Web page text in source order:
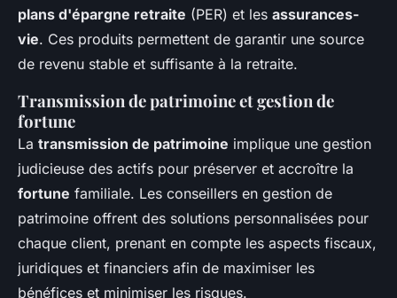
plans d'épargne retraite (PER) et les assurances-
vie. Ces produits permettent de garantir une source
de revenu stable et suffisante à la retraite.
Transmission de patrimoine et gestion de
fortune
La transmission de patrimoine implique une gestion
judicieuse des actifs pour préserver et accroître la
fortune familiale. Les conseillers en gestion de
patrimoine offrent des solutions personnalisées pour
chaque client, prenant en compte les aspects fiscaux,
juridiques et financiers afin de maximiser les
bénéfices et minimiser les risques.